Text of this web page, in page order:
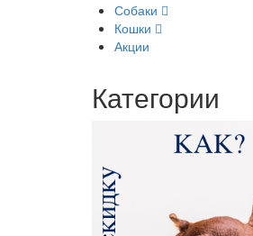
Собаки
Кошки
Акции
Категории